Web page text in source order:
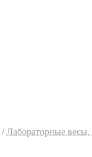
/Лабораторные